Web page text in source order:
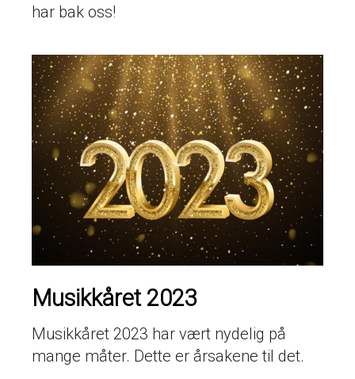
har bak oss!
Musikkåret 2023
Musikkåret 2023 har vært nydelig på
mange måter. Dette er årsakene til det.